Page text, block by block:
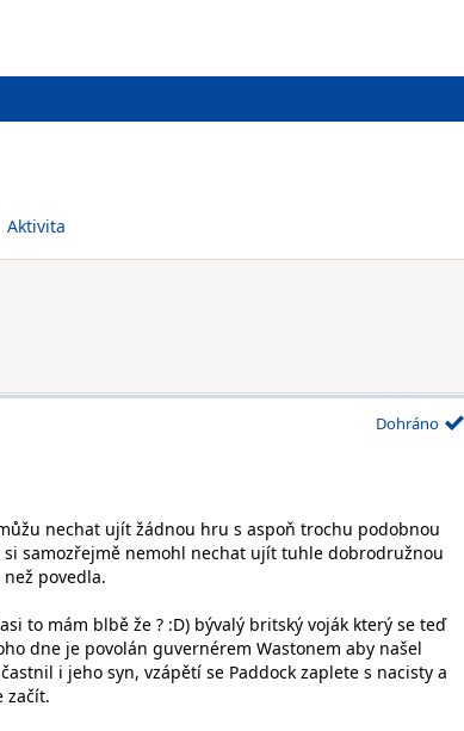
Aktivita
Dohráno
nechat ujít žádnou hru s aspoň trochu podobnou
si samozřejmě nemohl nechat ujít tuhle dobrodružnou
povedla.
to mám blbě že ? :D) bývalý britský voják který se teď
dne je povolán guvernérem Wastonem aby našel
i jeho syn, vzápětí se Paddock zaplete s nacisty a
začít.